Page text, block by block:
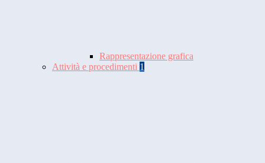
Rappresentazione grafica
Attività e procedimenti 1